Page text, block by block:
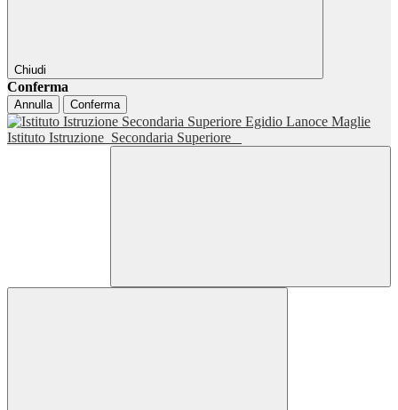
Chiudi
Conferma
Annulla Conferma
Istituto Istruzione Secondaria Superiore